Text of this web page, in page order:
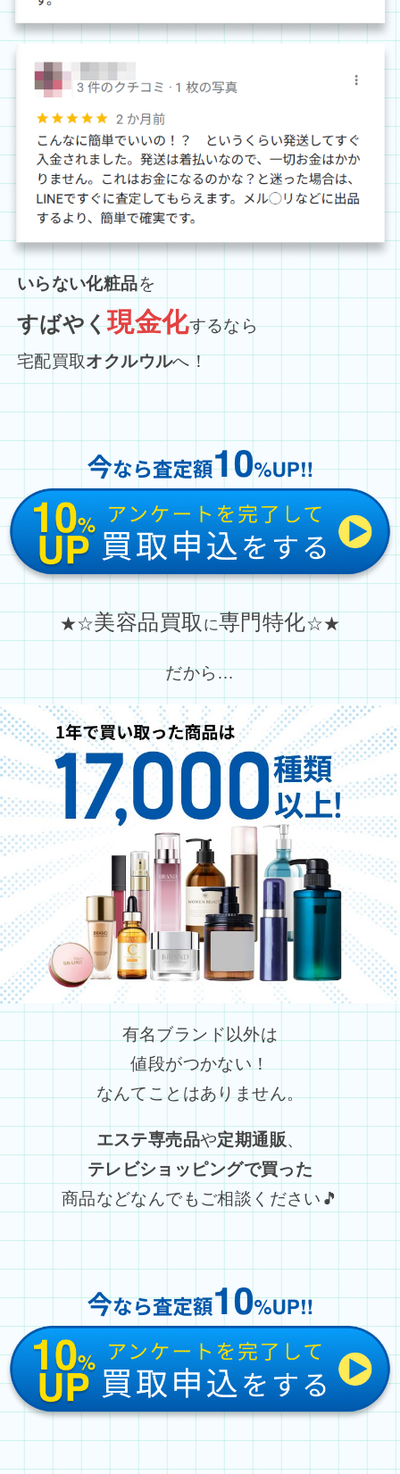
いらない化粧品を
すばやく現金化するなら
宅配買取オクルウルへ！
★☆美容品買取 に専門特化☆★
だから…
有名ブランド以外は
値段がつかない！
なんてことはありません。
エステ専売品や定期通販、
テレビショッピングで買った
商品などなんでもご相談ください🎵